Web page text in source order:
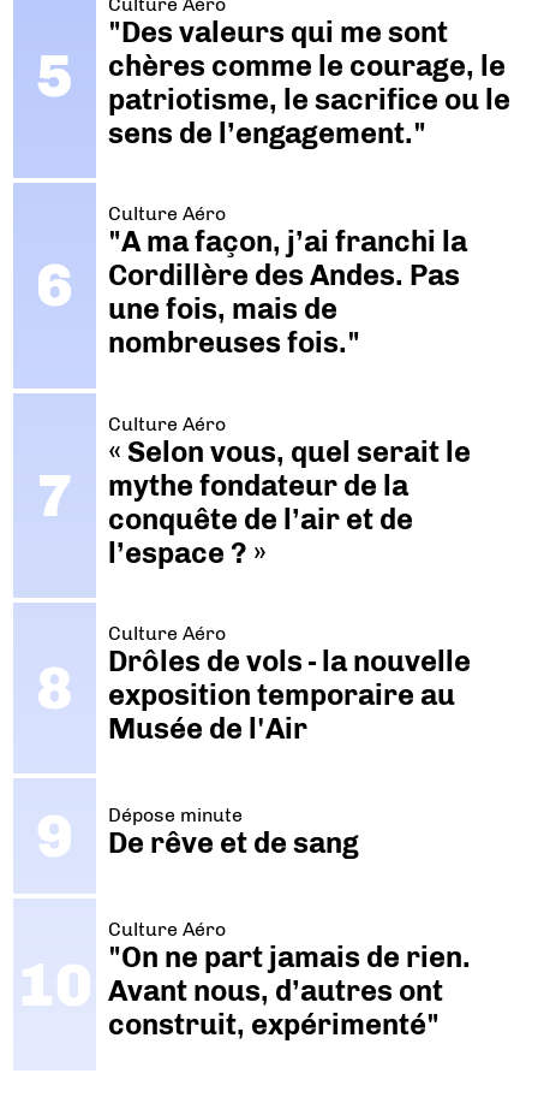
"Des valeurs qui me sont
chères comme le courage, le
patriotisme, le sacrifice ou le
sens de l’engagement."
Culture Aéro
"A ma façon, j’ai franchi la
Cordillère des Andes. Pas
une fois, mais de
nombreuses fois."
Culture Aéro
« Selon vous, quel serait le
mythe fondateur de la
conquête de l’air et de
l’espace ? »
Culture Aéro
Drôles de vols - la nouvelle
exposition temporaire au
Musée de l'Air
Dépose minute
De rêve et de sang
Culture Aéro
"On ne part jamais de rien.
Avant nous, d’autres ont
construit, expérimenté"